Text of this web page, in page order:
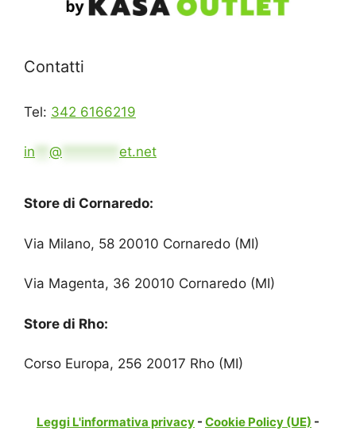
Contatti
Tel: 342 6166219
in @ et.net
Store di Cornaredo:
Via Milano, 58 20010 Cornaredo (MI)
Via Magenta, 36 20010 Cornaredo (MI)
Store di Rho:
Corso Europa, 256 20017 Rho (MI)
Leggi L'informativa privacy - Cookie Policy (UE) -